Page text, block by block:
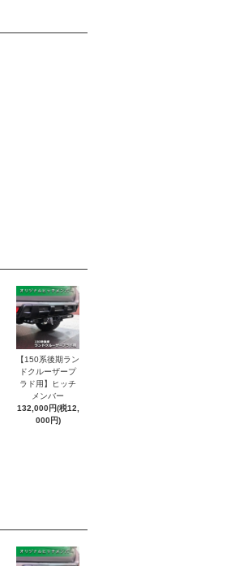
【150系後期ラン
ドクルーザープ
ラド用】ヒッチ
メンバー
132,000円(税12,
000円)